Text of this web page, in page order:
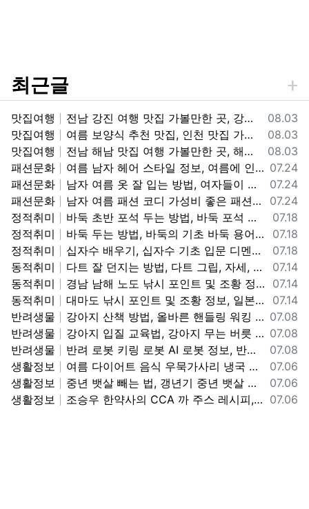
최근글
등록일
08.03
맛집여행
전남 강진 여행 맛집 가볼만한 곳, 강진 흑염소 맛집 갈만한 곳 추천 정보
등록일
08.03
맛집여행
여름 보양식 추천 맛집, 인천 맛집 가볼만한 곳, 인천 민어회 맛집 "화선횟집" 갈만한곳 추천 정보
등록일
08.03
맛집여행
전남 해남 맛집 여행 가볼만한 곳, 해남읍(소고기, 애호박찌개, 돈까스), 산이면-내장탕, 땅끝-횟집, 우수영-소고기, 두륜산-닭코스요리, 대흥사-보리쌈밥, 고구마빵 맛집 갈만한곳 정보
등록일
07.24
패션문화
여름 남자 헤어 스타일 정보, 여름에 인기 있는 남자 헤어 컬러, 스타일 정보
등록일
07.24
패션문화
남자 여름 옷 잘 입는 방법, 여자들이 좋아 하는 남자 여름 패션 코디 정보, 남자 여름 코디 패션 스타일 정보
등록일
07.24
패션문화
남자 여름 패션 코디 가성비 좋은 패션 브랜드, 코디 정보, 남자 여름옷 예쁘고 멋지게 입는 코디 및 브랜드 가격 정보
등록일
07.18
정적취미
바둑 초반 포석 두는 방법, 바둑 포석 정석 행마, 사활, 끝내기, 맥, 공격, 방어 기본 기초 정보, 바둑 잘 두는 기초 정보
등록일
07.18
정적취미
바둑 두는 방법, 바둑의 기초 바둑 용어 및 집 규칙 정보, 바둑 배우는 방법 정보
등록일
07.18
정적취미
십자수 배우기, 십자수 기초 입문 디멘션 도안보는 방법 정보
등록일
07.14
동적취미
다트 잘 던지는 방법, 다트 그립, 자세, 스로잉 방법, 다트 기본 자세 및 던지는 방법 정보
등록일
07.14
동적취미
경남 남해 노도 낚시 포인트 및 조황 정보, 노도 낚시 포인트, 채비, 미끼 조과 정보
등록일
07.14
동적취미
대마도 낚시 포인트 및 조황 정보, 일본 대마도 낚시 가볼만한 곳 정보
등록일
07.08
반려생물
강아지 산책 방법, 올바른 핸들링 워킹 방법, 어린 강아지 산책 교육 방법 정보
등록일
07.08
반려생물
강아지 입질 교육법, 강아지 무는 버릇 고치는 방법, 깨무는 강아지 입질 멈추는 교육법 정보
등록일
07.08
반려생물
반려 로봇 키링 로봇 AI 로봇 정보, 반려 로봇 키링 로봇 사용법 기능 정보
등록일
07.06
생활정보
여름 다이어트 음식 우묵가사리 냉국 만드는 방법, 우묵가사리 냉국 레시피, 여름철 별미 맛있는 우묵가사리 냉국 만드는 법 정보
등록일
07.06
생활정보
중년 뱃살 빼는 법, 갱년기 중년 뱃살 복부 지방 빼는 방법, 중년 뱃살 빠지는 식단 정보
등록일
07.06
생활정보 조승우 한약사의 CCA 까 주스 레시피, CCA 까 주스 만드는 방법, 맛있고 몸에 좋은 까 주스 정보